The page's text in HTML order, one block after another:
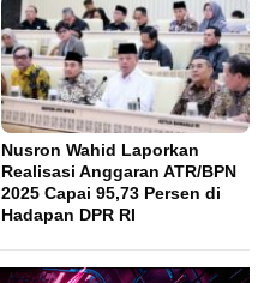
Nusron Wahid Laporkan
Realisasi Anggaran ATR/BPN
2025 Capai 95,73 Persen di
Hadapan DPR RI